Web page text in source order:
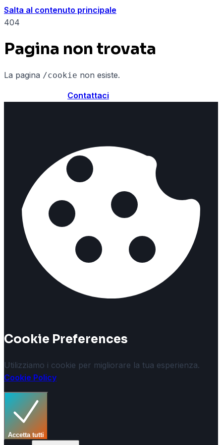
Salta al contenuto principale
404
Pagina non trovata
La pagina /cookie non esiste.
Contattaci
Cookie Preferences
Utilizziamo i cookie per migliorare la tua esperienza.
Cookie Policy
Accetta tutti